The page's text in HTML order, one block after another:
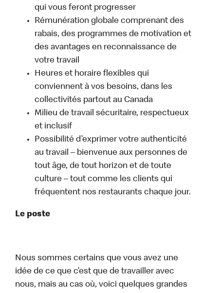
qui vous feront progresser
Rémunération globale comprenant des
rabais, des programmes de motivation et
des avantages en reconnaissance de
votre travail
Heures et horaire flexibles qui
conviennent à vos besoins, dans les
collectivités partout au Canada
Milieu de travail sécuritaire, respectueux
et inclusif
Possibilité d’exprimer votre authenticité
au travail – bienvenue aux personnes de
tout âge, de tout horizon et de toute
culture – tout comme les clients qui
fréquentent nos restaurants chaque jour.
Le poste
Nous sommes certains que vous avez une
idée de ce que c’est que de travailler avec
nous, mais au cas où, voici quelques grandes